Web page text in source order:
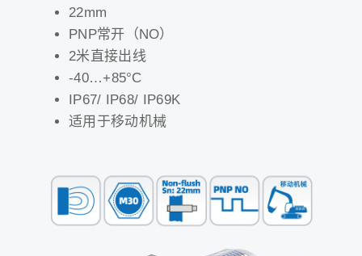
22mm
PNP常开（NO）
2米直接出线
-40…+85°C
IP67/ IP68/ IP69K
适用于移动机械